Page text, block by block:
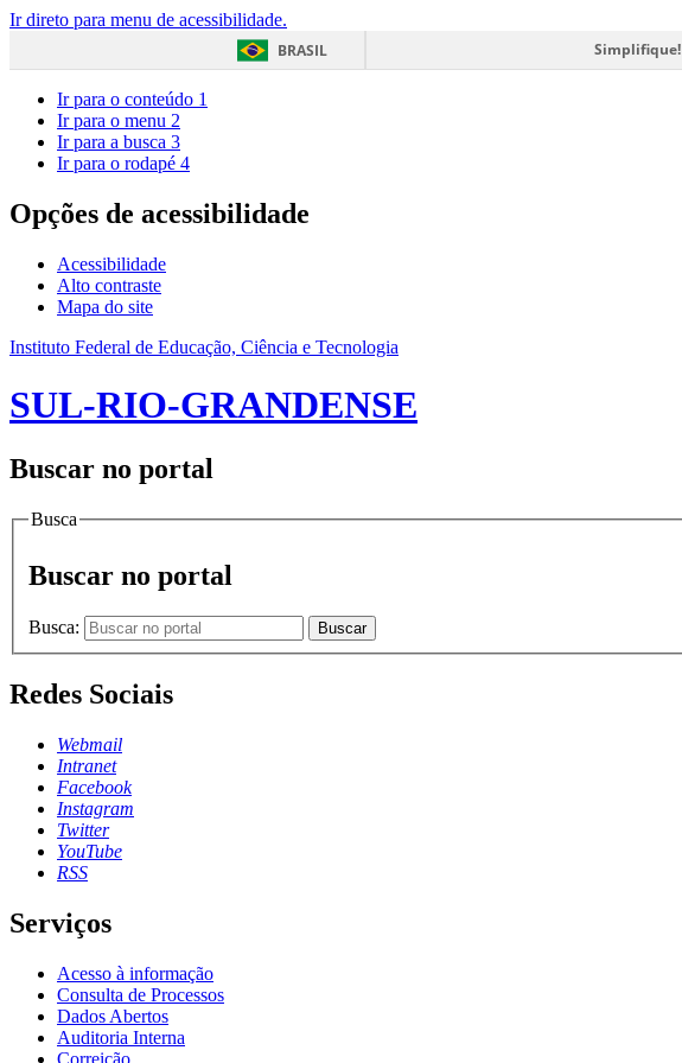
Ir direto para menu de acessibilidade.
BRASIL
Simplifique!
Ir para o conteúdo 1
Ir para o menu 2
Ir para a busca 3
Ir para o rodapé 4
Opções de acessibilidade
Acessibilidade
Alto contraste
Mapa do site
Instituto Federal de Educação, Ciência e Tecnologia
SUL-RIO-GRANDENSE
Buscar no portal
Busca
Buscar no portal
Busca: Buscar
Redes Sociais
Webmail
Intranet
Facebook
Instagram
Twitter
YouTube
RSS
Serviços
Acesso à informação
Consulta de Processos
Dados Abertos
Auditoria Interna
Correição